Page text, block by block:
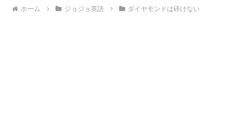
ホーム ジョジョ英語 ダイヤモンドは砕けない